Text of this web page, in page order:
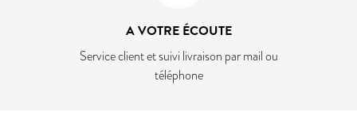
A VOTRE ÉCOUTE
Service client et suivi livraison par mail ou
téléphone